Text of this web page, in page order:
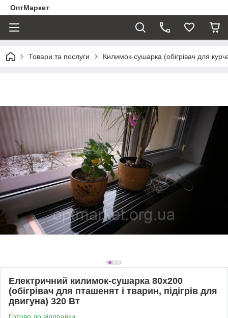
ОптМаркет
Товари та послуги Килимок-сушарка (обігрівач для
Електричний килимок-сушарка 80х200
(обігрівач для пташенят і тварин, підігрів для
двигуна) 320 Вт
Готово до відправки